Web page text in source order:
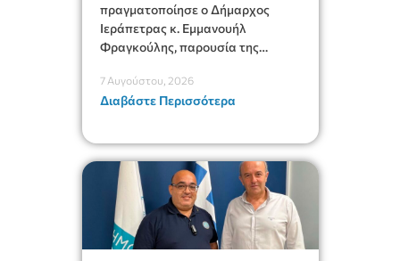
πραγματοποίησε ο Δήμαρχος
Ιεράπετρας κ. Εμμανουήλ
Φραγκούλης, παρουσία της
Μαριάννας Χαΐτα.
7 Αυγούστου, 2026
Διαβάστε Περισσότερα